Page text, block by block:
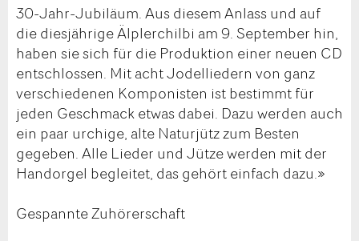
30-Jahr-Jubiläum. Aus diesem Anlass und auf
die diesjährige Älplerchilbi am 9. September hin,
haben sie sich für die Produktion einer neuen CD
entschlossen. Mit acht Jodelliedern von ganz
verschiedenen Komponisten ist bestimmt für
jeden Geschmack etwas dabei. Dazu werden auch
ein paar urchige, alte Naturjütz zum Besten
gegeben. Alle Lieder und Jütze werden mit der
Handorgel begleitet, das gehört einfach dazu.»
Gespannte Zuhörerschaft